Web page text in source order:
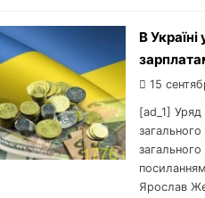
В
15
[ad_1]
Ярослав